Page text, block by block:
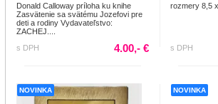
Donald Calloway príloha ku knihe
Zasvätenie sa svätému Jozefovi pre
deti a rodiny Vydavateľstvo:
ZACHEJ....
s DPH
4.00,- €
rozmery 8,5
s DPH
NOVINKA NOVINKA